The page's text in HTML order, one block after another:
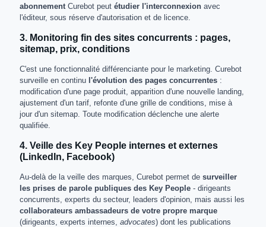
abonnement Curebot peut étudier l'interconnexion avec
l'éditeur, sous réserve d'autorisation et de licence.
3. Monitoring fin des sites concurrents : pages,
sitemap, prix, conditions
C'est une fonctionnalité différenciante pour le marketing. Curebot
surveille en continu l'évolution des pages concurrentes :
modification d'une page produit, apparition d'une nouvelle landing,
ajustement d'un tarif, refonte d'une grille de conditions, mise à
jour d'un sitemap. Toute modification déclenche une alerte
qualifiée.
4. Veille des Key People internes et externes
(LinkedIn, Facebook)
Au-delà de la veille des marques, Curebot permet de surveiller
les prises de parole publiques des Key People - dirigeants
concurrents, experts du secteur, leaders d'opinion, mais aussi les
collaborateurs ambassadeurs de votre propre marque
(dirigeants, experts internes, advocates) dont les publications